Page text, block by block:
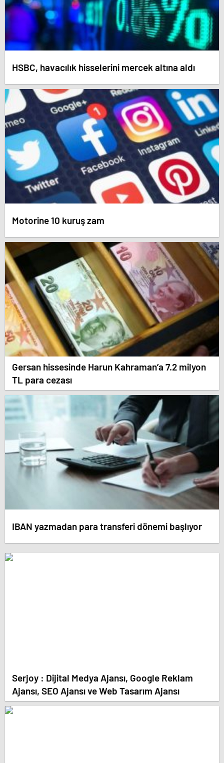
HSBC, havacılık hisselerini mercek altına aldı
Motorine 10 kuruş zam
Gersan hissesinde Harun Kahraman’a 7.2 milyon
TL para cezası
IBAN yazmadan para transferi dönemi başlıyor
Serjoy : Dijital Medya Ajansı, Google Reklam
Ajansı, SEO Ajansı ve Web Tasarım Ajansı